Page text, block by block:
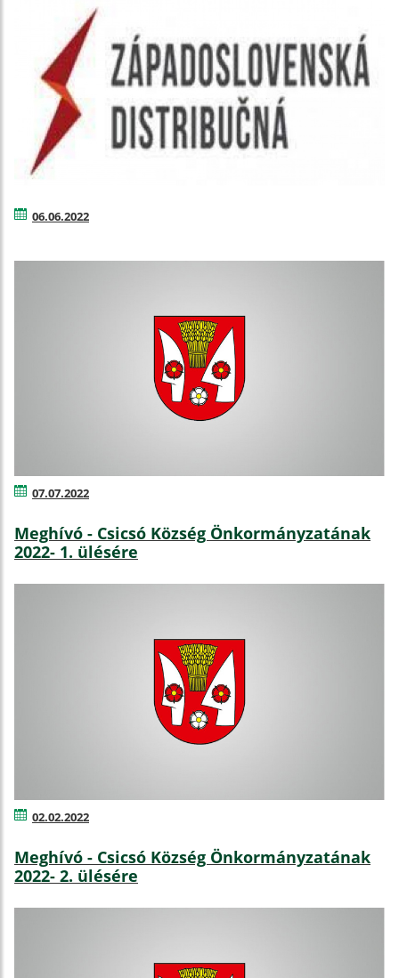
06.06.2022
07.07.2022
Meghívó - Csicsó Község Önkormányzatának
2022- 1. ülésére
02.02.2022
Meghívó - Csicsó Község Önkormányzatának
2022- 2. ülésére